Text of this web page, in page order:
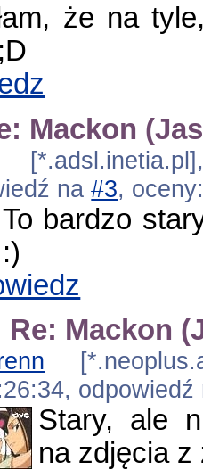
że na
Mackon
na#3,
To bardzo
:)
Re: Mackon
Stary, ale
na zdjęcia